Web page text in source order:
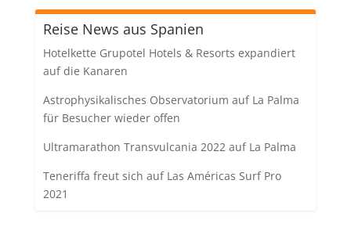
Reise News aus Spanien
Hotelkette Grupotel Hotels & Resorts expandiert
auf die Kanaren
Astrophysikalisches Observatorium auf La Palma
für Besucher wieder offen
Ultramarathon Transvulcania 2022 auf La Palma
Teneriffa freut sich auf Las Américas Surf Pro
2021